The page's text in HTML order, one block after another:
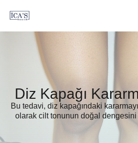
atla
Diz Kapağı
Bu tedavi, diz kapağındaki
olarak cilt tonunun doğal dengesini